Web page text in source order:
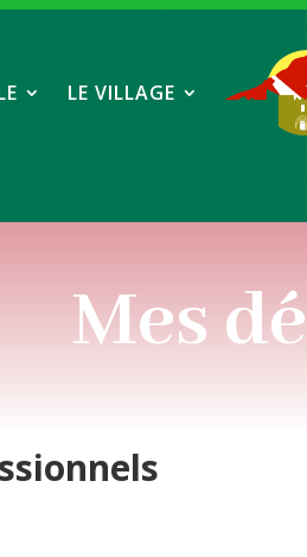
LE VILLAGE
Mes